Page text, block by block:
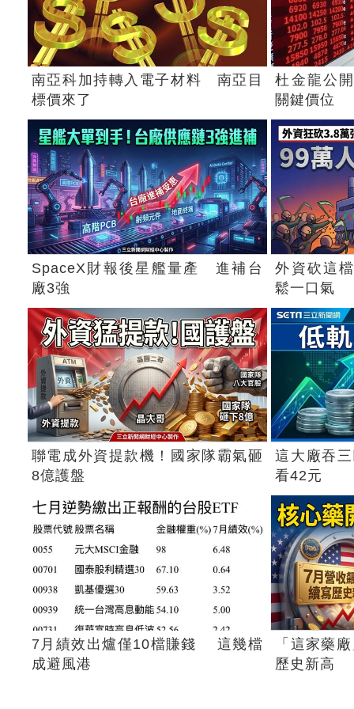
南亞科加持轉入電子材料 南亞目
標價來了
杜金龍公
關鍵價位
SpaceX財報後星艦量產 進補台
廠3強
外資砍這
鬆一口氣
聯電成外資提款機！國家隊霸氣砸
8億護盤
這大廠吞
看42元
7月績效出爐僅10檔賺錢 這幾檔
成避風港
「這家藥
歷史新高